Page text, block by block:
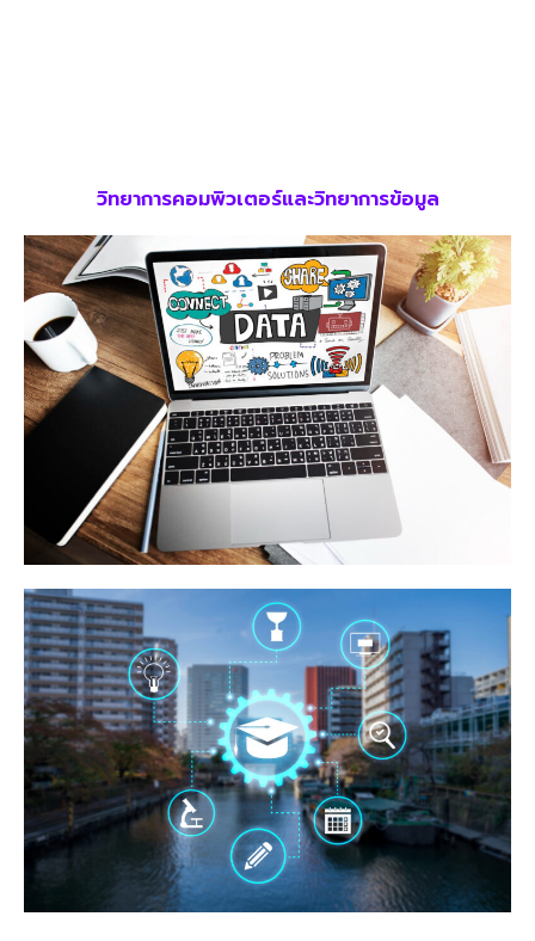
วิทยาการคอมพิวเตอร์และวิทยาการข้อมูล